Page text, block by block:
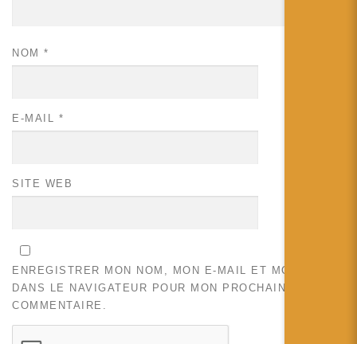
NOM *
E-MAIL *
SITE WEB
ENREGISTRER MON NOM, MON E-MAIL ET MON SITE
DANS LE NAVIGATEUR POUR MON PROCHAIN
COMMENTAIRE.